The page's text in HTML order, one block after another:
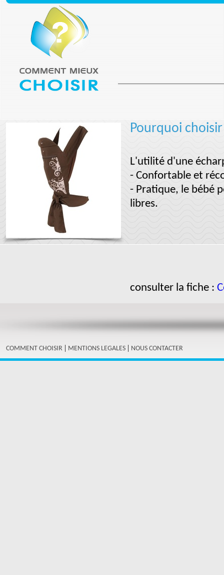
Pourquoi
L'utilité d'une
- Confortable et
- Pratique, le bébé
libres.
consulter la fiche :
COMMENT CHOISIR | MENTIONS LEGALES | NOUS CONTACTER